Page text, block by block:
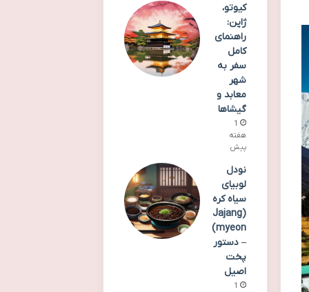
کیوتو،
ژاپن:
راهنمای
کامل
سفر به
شهر
معابد و
گیشاها
1
هفته
پیش
نودل
لوبیای
سیاه کره
(Jajang
myeon)
– دستور
پخت
اصیل
1